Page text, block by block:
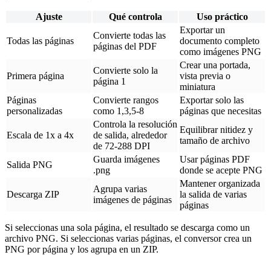
Ajuste Qué controla Uso práctico
Todas las páginas
Convierte todas las
páginas del PDF
Exportar un
documento completo
como imágenes PNG
Primera página
Convierte solo la
página 1
Crear una portada,
vista previa o
miniatura
Páginas
personalizadas
Convierte rangos
como 1,3,5-8
Exportar solo las
páginas que necesitas
Escala de 1x a 4x
Controla la resolución
de salida, alrededor
de 72-288 DPI
Equilibrar nitidez y
tamaño de archivo
Salida PNG
Guarda imágenes
.png
Usar páginas PDF
donde se acepte PNG
Descarga ZIP
Agrupa varias
imágenes de páginas
Mantener organizada
la salida de varias
páginas
Si seleccionas una sola página, el resultado se descarga como un
archivo PNG. Si seleccionas varias páginas, el conversor crea un
PNG por página y los agrupa en un ZIP.